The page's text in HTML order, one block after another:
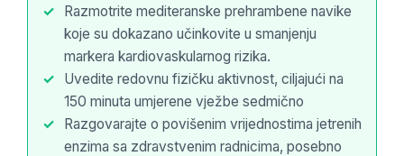
Razmotrite mediteranske prehrambene navike
koje su dokazano učinkovite u smanjenju
markera kardiovaskularnog rizika.
Uvedite redovnu fizičku aktivnost, ciljajući na
150 minuta umjerene vježbe sedmično
Razgovarajte o povišenim vrijednostima jetrenih
enzima sa zdravstvenim radnicima, posebno